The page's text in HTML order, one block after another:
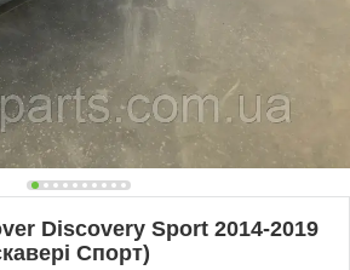
Discovery Sport 2014-2019
Спорт)